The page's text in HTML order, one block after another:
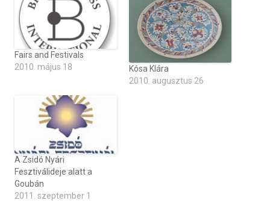
Fairs and Festivals
2010. május 18
Kósa Klára
2010. augusztus 26
A Zsidó Nyári
Fesztiválideje alatt a
Goubán
2011. szeptember 1